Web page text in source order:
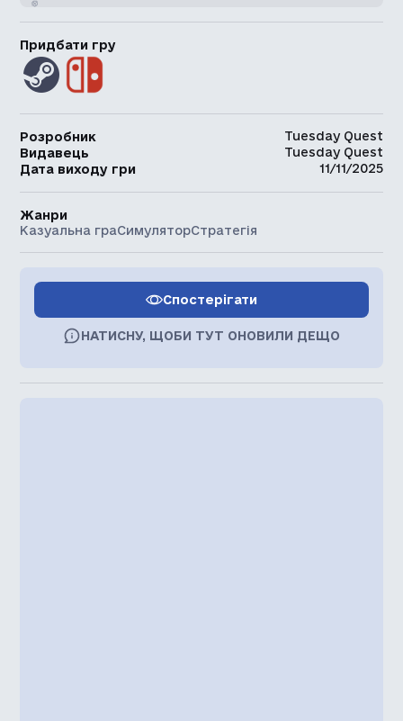
Придбати гру
Розробник
Tuesday Quest
Видавець
Tuesday Quest
Дата виходу гри
11/11/2025
Жанри
Казуальна граСимуляторСтратегія
Спостерігати
НАТИСНУ, ЩОБИ ТУТ ОНОВИЛИ ДЕЩО